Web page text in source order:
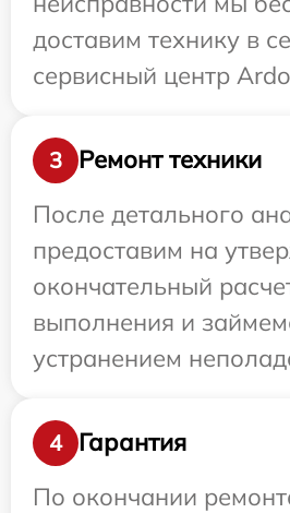
доставим технику в
сервисный центр
3
Ремонт техники
После детального
предоставим на
окончательный
выполнения и
устранением
4
Гарантия
По окончании